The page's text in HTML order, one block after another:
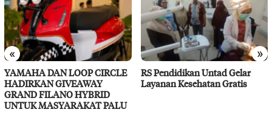
« »
YAMAHA DAN LOOP CIRCLE
HADIRKAN GIVEAWAY
GRAND FILANO HYBRID
UNTUK MASYARAKAT PALU
RS Pendidikan Untad Gelar
Layanan Kesehatan Gratis